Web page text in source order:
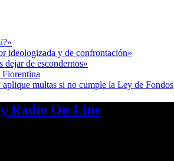
ideologizada y de confrontación»
de escondernos»
multas si no cumple la Ley de Fondos
Radio On Line